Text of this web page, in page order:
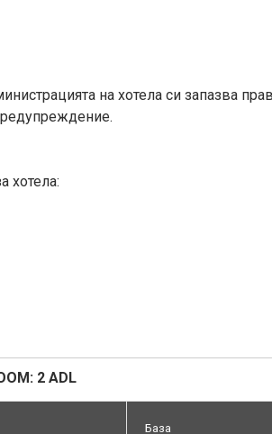
на хотела си запазва
хотела:
2 ADL
База